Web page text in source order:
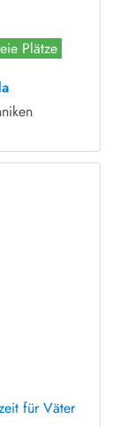
Plätze
für Väter